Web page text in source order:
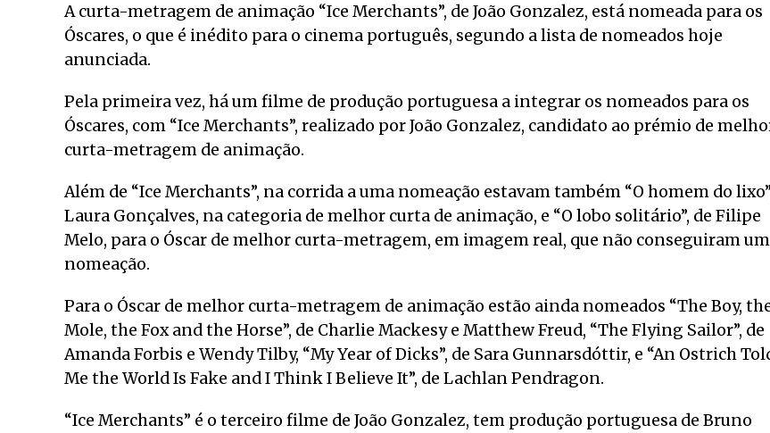
A curta-metragem de animação “Ice Merchants”, de João Gonzalez, está nomeada para os
Óscares, o que é inédito para o cinema português, segundo a lista de nomeados hoje
anunciada.
Pela primeira vez, há um filme de produção portuguesa a integrar os nomeados para os
Óscares, com “Ice Merchants”, realizado por João Gonzalez, candidato ao prémio de
curta-metragem de animação.
Além de “Ice Merchants”, na corrida a uma nomeação estavam também “O homem do
Laura Gonçalves, na categoria de melhor curta de animação, e “O lobo solitário”, de Filipe
Melo, para o Óscar de melhor curta-metragem, em imagem real, que não conseguiram
nomeação.
Para o Óscar de melhor curta-metragem de animação estão ainda nomeados “The Boy,
Mole, the Fox and the Horse”, de Charlie Mackesy e Matthew Freud, “The Flying Sailor”, de
Amanda Forbis e Wendy Tilby, “My Year of Dicks”, de Sara Gunnarsdóttir, e “An Ostrich
Me the World Is Fake and I Think I Believe It”, de Lachlan Pendragon.
“Ice Merchants” é o terceiro filme de João Gonzalez, tem produção portuguesa de Bruno